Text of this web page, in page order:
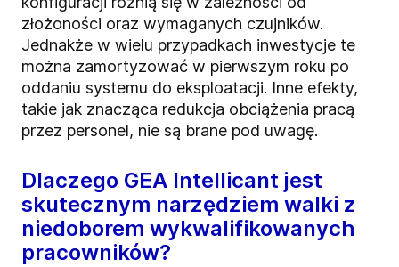
złożoności oraz wymaganych czujników.
Jednakże w wielu przypadkach inwestycje te
można zamortyzować w pierwszym roku po
oddaniu systemu do eksploatacji. Inne efekty,
takie jak znacząca redukcja obciążenia pracą
przez personel, nie są brane pod uwagę.
Dlaczego GEA Intellicant jest
skutecznym narzędziem walki z
niedoborem wykwalifikowanych
pracowników?